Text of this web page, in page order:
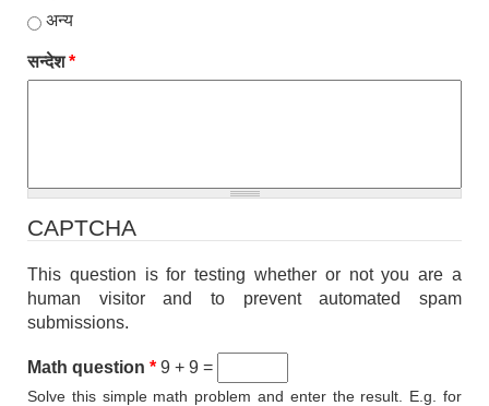
अन्य
सन्देश*
CAPTCHA
This question is for testing whether or not you are a
human visitor and to prevent automated spam
submissions.
Math question * 9 + 9 =
Solve this simple math problem and enter the result. E.g. for